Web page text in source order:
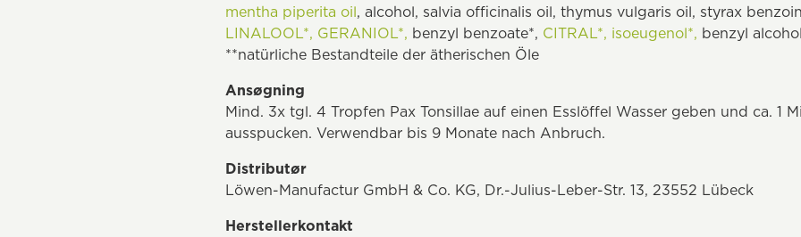
mentha piperita oil, alcohol, salvia officinalis oil, thymus vulgaris oil, styrax
LINALOOL*, GERANIOL*, benzyl benzoate*, CITRAL*, isoeugenol*, benzyl
**natürliche Bestandteile der ätherischen Öle
Ansøgning
Mind. 3x tgl. 4 Tropfen Pax Tonsillae auf einen Esslöffel Wasser geben und ca. 1
ausspucken. Verwendbar bis 9 Monate nach Anbruch.
Distributør
Löwen-Manufactur GmbH & Co. KG, Dr.-Julius-Leber-Str. 13, 23552 Lübeck
Herstellerkontakt